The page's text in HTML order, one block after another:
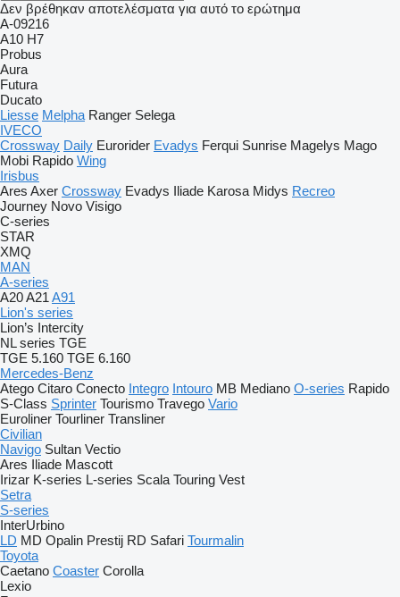
Δεν βρέθηκαν αποτελέσματα για αυτό το ερώτημα
A-09216
A10 H7
Probus
Aura
Futura
Ducato
Liesse Melpha Ranger Selega
IVECO
Crossway Daily Eurorider Evadys Ferqui Sunrise Magelys Mago
Mobi Rapido Wing
Irisbus
Ares Axer Crossway Evadys Iliade Karosa Midys Recreo
Journey Novo Visigo
C-series
STAR
XMQ
MAN
A-series
A20A21 A91
Lion's series
Lion’s Intercity
NL series TGE
TGE 5.160 TGE 6.160
Mercedes-Benz
Atego Citaro Conecto Integro Intouro MB Mediano O-series Rapido
S-Class Sprinter Tourismo Travego Vario
Euroliner Tourliner Transliner
Civilian
Navigo Sultan Vectio
Ares Iliade Mascott
Irizar K-series L-series Scala Touring Vest
Setra
S-series
InterUrbino
LD MD Opalin Prestij RD Safari Tourmalin
Toyota
Caetano Coaster Corolla
Lexio